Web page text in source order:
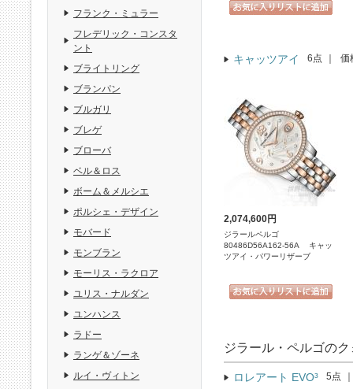
キャッツアイ 6点 ｜ 価
2,074,600円
ジラールペルゴ
80486D56A162-56A キャッ
ツアイ・パワーリザーブ
ジラール・ペルゴの
ロレアート EVO³ 5点
フランク・ミュラー
フレデリック・コンスタ
ント
ブライトリング
ブランパン
ブルガリ
ブレゲ
ブローバ
ベル＆ロス
ボーム＆メルシエ
ポルシェ・デザイン
モバード
モンブラン
モーリス・ラクロア
ユリス・ナルダン
ユンハンス
ラドー
ランゲ＆ゾーネ
ルイ・ヴィトン